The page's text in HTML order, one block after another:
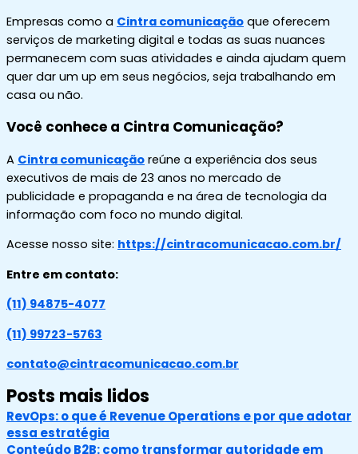
Empresas como a Cintra comunicação que oferecem
serviços de marketing digital e todas as suas nuances
permanecem com suas atividades e ainda ajudam quem
quer dar um up em seus negócios, seja trabalhando em
casa ou não.
Você conhece a Cintra Comunicação?
A Cintra comunicação reúne a experiência dos seus
executivos de mais de 23 anos no mercado de
publicidade e propaganda e na área de tecnologia da
informação com foco no mundo digital.
Acesse nosso site: https://cintracomunicacao.com.br/
Entre em contato:
(11) 94875-4077
(11) 99723-5763
contato@cintracomunicacao.com.br
Posts mais lidos
RevOps: o que é Revenue Operations e por que adotar
essa estratégia
Conteúdo B2B: como transformar autoridade em